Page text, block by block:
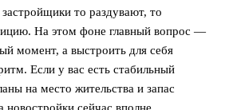
то раздувают, то
На этом фоне главный вопрос —
момент, а выстроить для себя
Если у вас есть стабильный
на место жительства и запас